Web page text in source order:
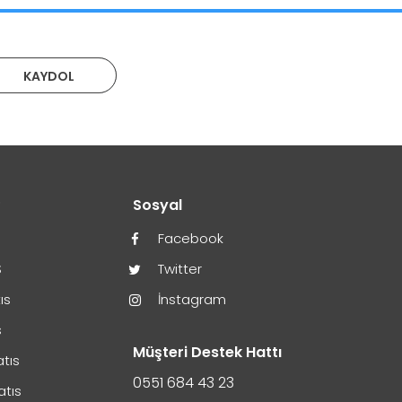
KAYDOL
Sosyal
Facebook
Twitter
İnstagram
Müşteri Destek Hattı
0551 684 43 23